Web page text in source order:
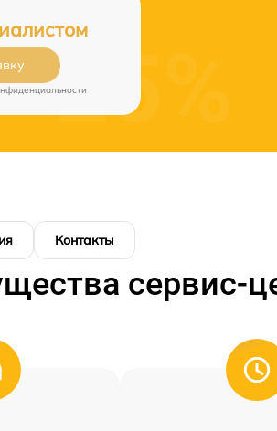
Контакты
сервис-